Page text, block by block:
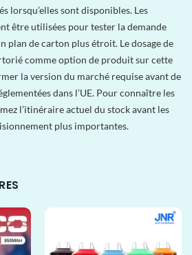
lorsqu’elles sont disponibles. Les
être utilisées pour tester la demande
plan de carton plus étroit. Le dosage de
comme option de produit sur cette
la version du marché requise avant de
dans l’UE. Pour connaître les
l’itinéraire actuel du stock avant les
plus importantes.